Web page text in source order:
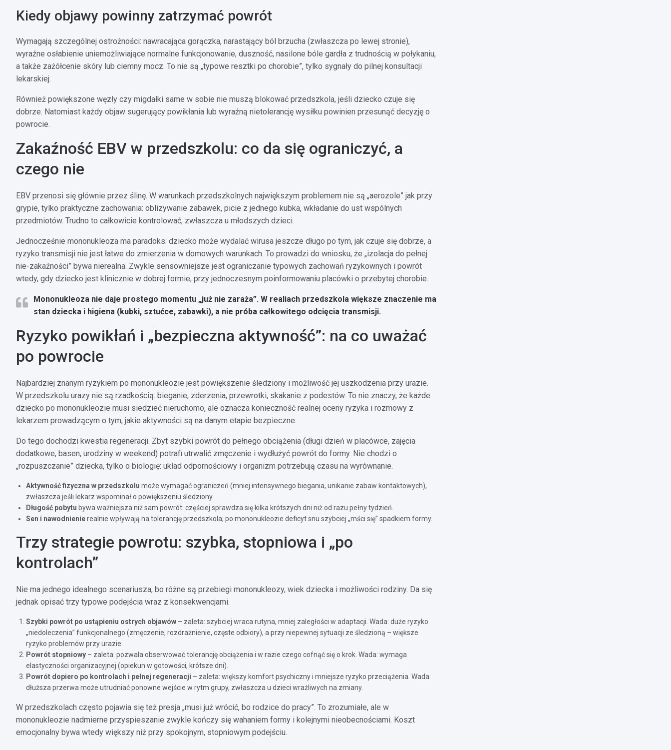
Kiedy objawy powinny zatrzymać powrót
Wymagają szczególnej ostrożności: nawracająca gorączka, narastający ból brzucha (zwłaszcza po lewej stronie),
wyraźne osłabienie uniemożliwiające normalne funkcjonowanie, duszność, nasilone bóle gardła z trudnością w połykaniu,
a także zażółcenie skóry lub ciemny mocz. To nie są „typowe resztki po chorobie”, tylko sygnały do pilnej konsultacji
lekarskiej.
Również powiększone węzły czy migdałki same w sobie nie muszą blokować przedszkola, jeśli dziecko czuje się
dobrze. Natomiast każdy objaw sugerujący powikłania lub wyraźną nietolerancję wysiłku powinien przesunąć decyzję o
powrocie.
Zakaźność EBV w przedszkolu: co da się ograniczyć, a
czego nie
EBV przenosi się głównie przez ślinę. W warunkach przedszkolnych największym problemem nie są „aerozole” jak przy
grypie, tylko praktyczne zachowania: oblizywanie zabawek, picie z jednego kubka, wkładanie do ust wspólnych
przedmiotów. Trudno to całkowicie kontrolować, zwłaszcza u młodszych dzieci.
Jednocześnie mononukleoza ma paradoks: dziecko może wydalać wirusa jeszcze długo po tym, jak czuje się dobrze, a
ryzyko transmisji nie jest łatwe do zmierzenia w domowych warunkach. To prowadzi do wniosku, że „izolacja do pełnej
nie-zakaźności” bywa nierealna. Zwykle sensowniejsze jest ograniczanie typowych zachowań ryzykownych i powrót
wtedy, gdy dziecko jest klinicznie w dobrej formie, przy jednoczesnym poinformowaniu placówki o przebytej chorobie.
Mononukleoza nie daje prostego momentu „już nie zaraża”. W realiach przedszkola większe znaczenie ma
stan dziecka i higiena (kubki, sztućce, zabawki), a nie próba całkowitego odcięcia transmisji.
Ryzyko powikłań i „bezpieczna aktywność”: na co uważać
po powrocie
Najbardziej znanym ryzykiem po mononukleozie jest powiększenie śledziony i możliwość jej uszkodzenia przy urazie.
W przedszkolu urazy nie są rzadkością: bieganie, zderzenia, przewrotki, skakanie z podestów. To nie znaczy, że każde
dziecko po mononukleozie musi siedzieć nieruchomo, ale oznacza konieczność realnej oceny ryzyka i rozmowy z
lekarzem prowadzącym o tym, jakie aktywności są na danym etapie bezpieczne.
Do tego dochodzi kwestia regeneracji. Zbyt szybki powrót do pełnego obciążenia (długi dzień w placówce, zajęcia
dodatkowe, basen, urodziny w weekend) potrafi utrwalić zmęczenie i wydłużyć powrót do formy. Nie chodzi o
„rozpuszczanie” dziecka, tylko o biologię: układ odpornościowy i organizm potrzebują czasu na wyrównanie.
Aktywność fizyczna w przedszkolu może wymagać ograniczeń (mniej intensywnego biegania, unikanie zabaw kontaktowych),
zwłaszcza jeśli lekarz wspominał o powiększeniu śledziony.
Długość pobytu bywa ważniejsza niż sam powrót: częściej sprawdza się kilka krótszych dni niż od razu pełny tydzień.
Sen i nawodnienierealnie wpływają na tolerancję przedszkola; po mononukleozie deficyt snu szybciej „mści się” spadkiem formy.
Trzy strategie powrotu: szybka, stopniowa i „po
kontrolach”
Nie ma jednego idealnego scenariusza, bo różne są przebiegi mononukleozy, wiek dziecka i możliwości rodziny. Da się
jednak opisać trzy typowe podejścia wraz z konsekwencjami.
Szybki powrót po ustąpieniu ostrych objawów – zaleta: szybciej wraca rutyna, mniej zaległości w adaptacji. Wada: duże ryzyko
„niedoleczenia” funkcjonalnego (zmęczenie, rozdrażnienie, częste odbiory), a przy niepewnej sytuacji ze śledzioną – większe
ryzyko problemów przy urazie.
Powrót stopniowy – zaleta: pozwala obserwować tolerancję obciążenia i w razie czego cofnąć się o krok. Wada: wymaga
elastyczności organizacyjnej (opiekun w gotowości, krótsze dni).
Powrót dopiero po kontrolach i pełnej regeneracji – zaleta: większy komfort psychiczny i mniejsze ryzyko przeciążenia. Wada:
dłuższa przerwa może utrudniać ponowne wejście w rytm grupy, zwłaszcza u dzieci wrażliwych na zmiany.
W przedszkolach często pojawia się też presja „musi już wrócić, bo rodzice do pracy”. To zrozumiałe, ale w
mononukleozie nadmierne przyspieszanie zwykle kończy się wahaniem formy i kolejnymi nieobecnościami. Koszt
emocjonalny bywa wtedy większy niż przy spokojnym, stopniowym podejściu.